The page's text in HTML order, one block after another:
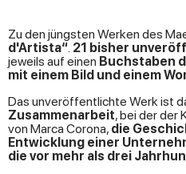
Zu den jüngsten Werken des
d'Artista“. 21 bisher
jeweils auf einen Buchstaben
mit einem Bild und einem
Das unveröffentlichte Werk ist
Zusammenarbeit, bei der der
von Marca Corona, die
Entwicklung einer
die vor mehr als drei